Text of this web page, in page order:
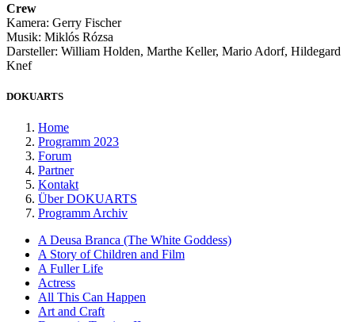
Crew
Kamera: Gerry Fischer
Musik: Miklós Rózsa
Darsteller: William Holden, Marthe Keller, Mario Adorf, Hildegard
Knef
DOKUARTS
Home
Programm 2023
Forum
Partner
Kontakt
Über DOKUARTS
Programm Archiv
A Deusa Branca (The White Goddess)
A Story of Children and Film
A Fuller Life
Actress
All This Can Happen
Art and Craft